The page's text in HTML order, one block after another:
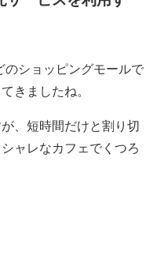
のショッピングモールで
きましたね。
、短時間だけと割り切
ャレなカフェでくつろ